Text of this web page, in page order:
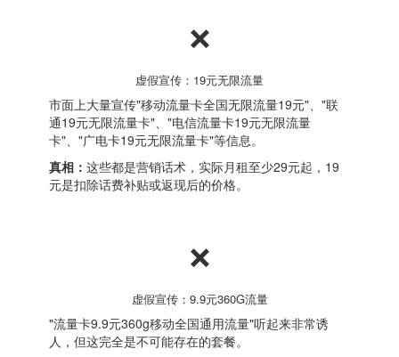
❌
虚假宣传：19元无限流量
市面上大量宣传"移动流量卡全国无限流量19元"、"联
通19元无限流量卡"、"电信流量卡19元无限流量
卡"、"广电卡19元无限流量卡"等信息。
真相： 这些都是营销话术，实际月租至少29元起，19
元是扣除话费补贴或返现后的价格。
❌
虚假宣传：9.9元360G流量
"流量卡9.9元360g移动全国通用流量"听起来非常诱
人，但这完全是不可能存在的套餐。